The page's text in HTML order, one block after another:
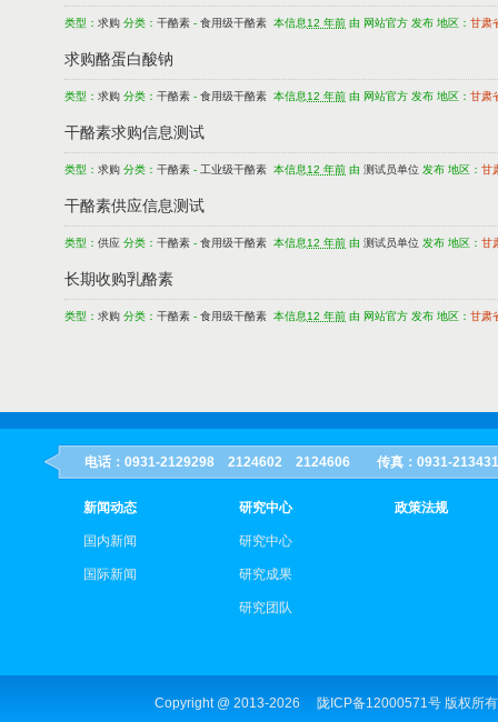
类型： 求购 分类： 干酪素 - 食用级干酪素 本信息 12 年前 由 网站官方 发布 地区： 甘肃
求购酪蛋白酸钠
类型： 求购 分类： 干酪素 - 食用级干酪素 本信息 12 年前 由 网站官方 发布 地区： 甘肃
干酪素求购信息测试
类型： 求购 分类： 干酪素 - 工业级干酪素 本信息 12 年前 由 测试员单位 发布 地区： 甘
干酪素供应信息测试
类型： 供应 分类： 干酪素 - 食用级干酪素 本信息 12 年前 由 测试员单位 发布 地区： 甘
长期收购乳酪素
类型： 求购 分类： 干酪素 - 食用级干酪素 本信息 12 年前 由 网站官方 发布 地区： 甘肃
电话：0931-2129298 2124602 2124606 传真：0931-
新闻动态
国内新闻
国际新闻
研究中心
研究中心
研究成果
研究团队
政策法规
Copyright @ 2013-2026 陇ICP备12000571号 版权所